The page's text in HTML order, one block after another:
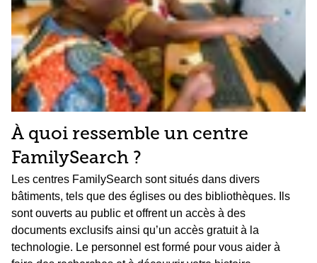
À quoi ressemble un centre
FamilySearch ?
Les centres FamilySearch sont situés dans divers
bâtiments, tels que des églises ou des bibliothèques. Ils
sont ouverts au public et offrent un accès à des
documents exclusifs ainsi qu’un accès gratuit à la
technologie. Le personnel est formé pour vous aider à